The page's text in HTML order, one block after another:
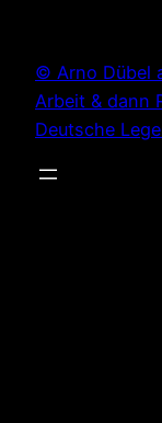
springen
© Arno Dübel
Arbeit & dann
Deutsche